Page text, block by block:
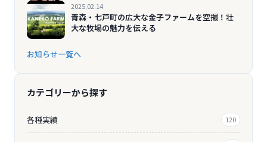
2025.02.14
青森・七戸町の広大な金子ファームを空撮！壮
大な牧場の魅力を伝える
お知らせ一覧へ
カテゴリーから探す
各種実績 120